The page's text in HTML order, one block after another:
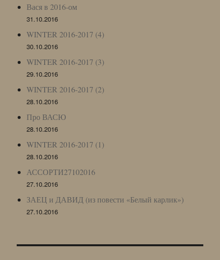
Вася в 2016-ом
31.10.2016
WINTER 2016-2017 (4)
30.10.2016
WINTER 2016-2017 (3)
29.10.2016
WINTER 2016-2017 (2)
28.10.2016
Про ВАСЮ
28.10.2016
WINTER 2016-2017 (1)
28.10.2016
АССОРТИ27102016
27.10.2016
ЗАЕЦ и ДАВИД (из повести «Белый карлик»)
27.10.2016